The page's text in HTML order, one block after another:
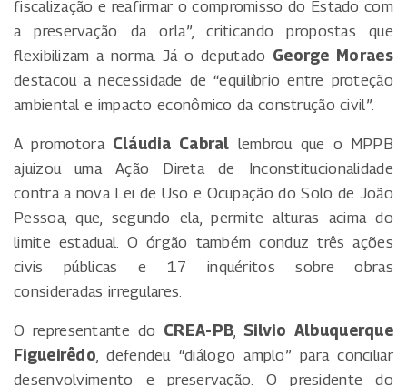
fiscalização e reafirmar o compromisso do Estado com
a preservação da orla”, criticando propostas que
flexibilizam a norma. Já o deputado George Moraes
destacou a necessidade de “equilíbrio entre proteção
ambiental e impacto econômico da construção civil”.
A promotora Cláudia Cabral lembrou que o MPPB
ajuizou uma Ação Direta de Inconstitucionalidade
contra a nova Lei de Uso e Ocupação do Solo de João
Pessoa, que, segundo ela, permite alturas acima do
limite estadual. O órgão também conduz três ações
civis públicas e 17 inquéritos sobre obras
consideradas irregulares.
O representante do CREA-PB,Silvio Albuquerque
Figueirêdo, defendeu “diálogo amplo” para conciliar
desenvolvimento e preservação. O presidente do